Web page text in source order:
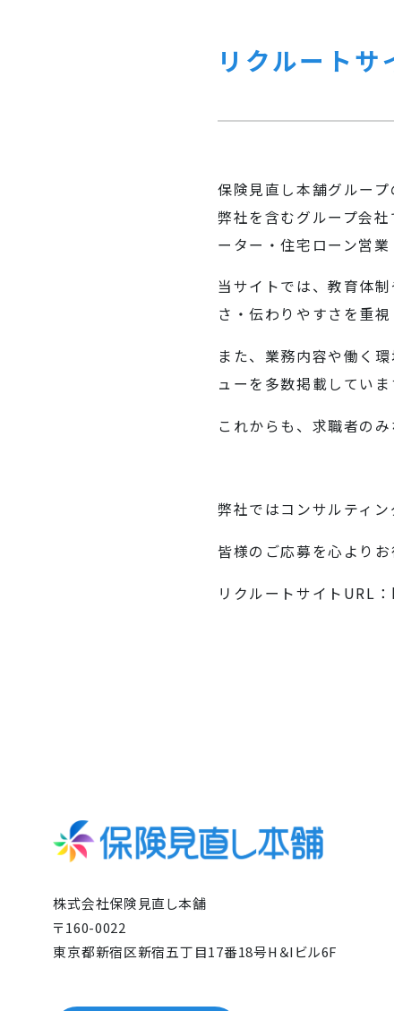
リクルートサ
保険見直し本舗グルー
弊社を含むグループ会
ーター・住宅ローン営
当サイトでは、教育体
さ・伝わりやすさを重
また、業務内容や働く
ューを多数掲載していま
これからも、求職者の
弊社ではコンサルティ
皆様のご応募を心よりお
リクルートサイトURL：
株式会社保険見直し本舗
〒160-0022
東京都新宿区新宿五丁目17番18号H＆Iビル6F